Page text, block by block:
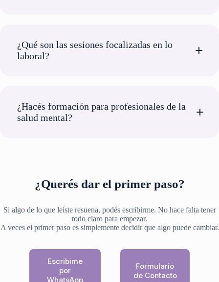
¿Qué son las sesiones focalizadas en lo
laboral?
¿Hacés formación para profesionales de la
salud mental?
¿Querés dar el primer paso?
Si algo de lo que leíste resuena, podés escribirme. No hace falta tener
todo claro para empezar.
A veces el primer paso es simplemente decidir que algo puede cambiar.
Escribime
por
WhatsApp
Formulario
de Contacto